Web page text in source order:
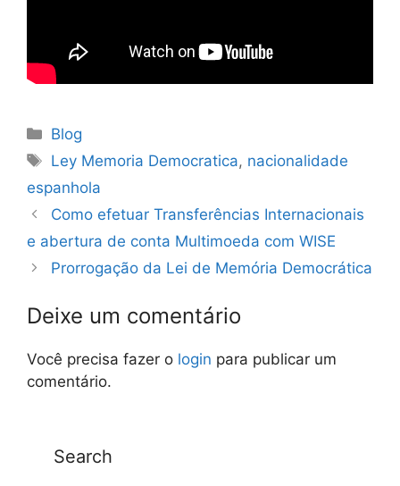
Blog
Ley Memoria Democratica, nacionalidade
espanhola
Como efetuar Transferências Internacionais
e abertura de conta Multimoeda com WISE
Prorrogação da Lei de Memória Democrática
Deixe um comentário
Você precisa fazer o login para publicar um
comentário.
Search